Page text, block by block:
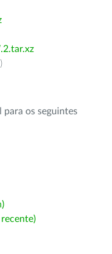
)
os seguintes